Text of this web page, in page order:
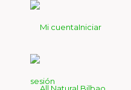
Iniciar
sesión